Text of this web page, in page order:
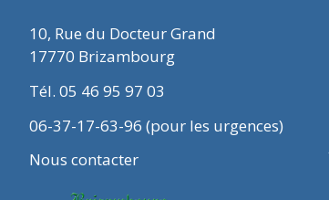
10, Rue du Docteur Grand
17770 Brizambourg
Tél. 05 46 95 97 03
06-37-17-63-96 (pour les urgences)
Nous contacter